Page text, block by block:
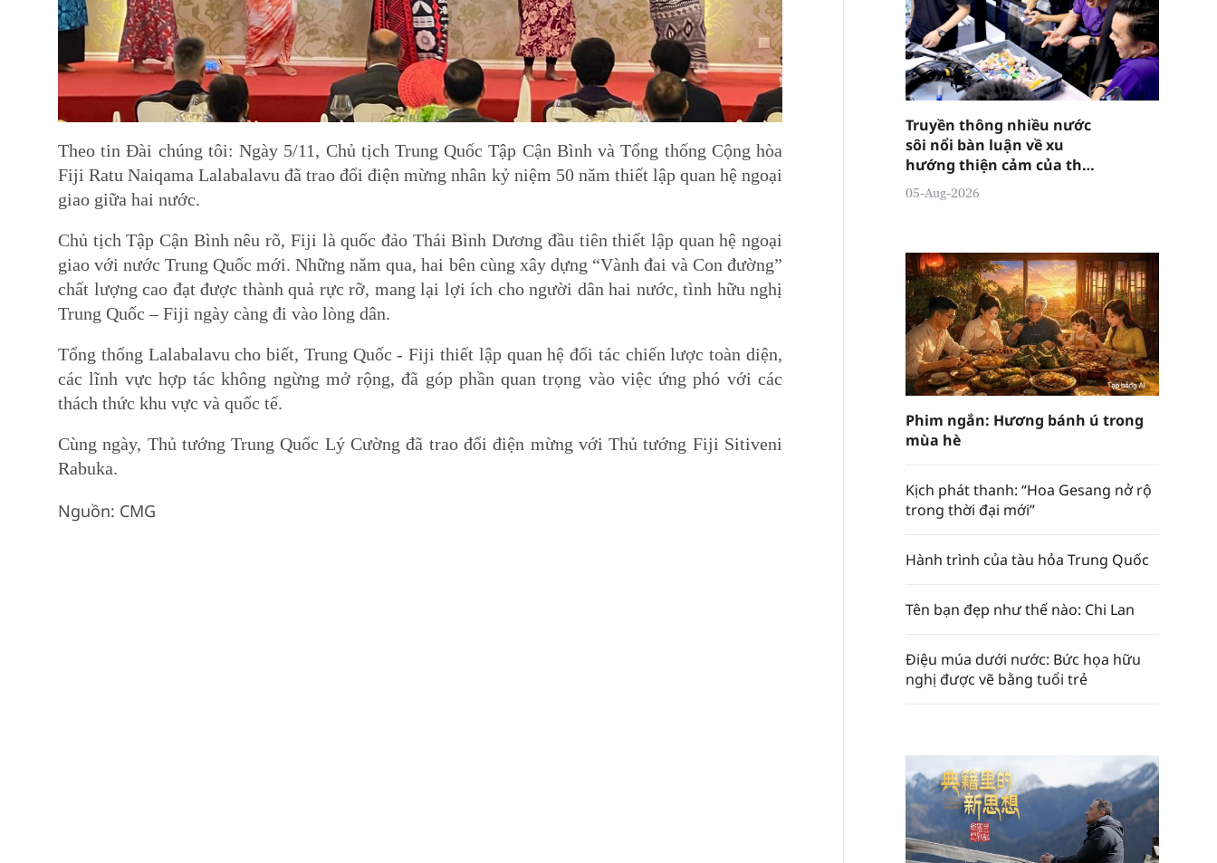
Theo tin Đài chúng tôi: Ngày 5/11, Chủ tịch Trung Quốc Tập Cận Bình và Tổng thống Cộng hòa
Fiji Ratu Naiqama Lalabalavu đã trao đổi điện mừng nhân kỷ niệm 50 năm thiết lập quan hệ ngoại
giao giữa hai nước.
Chủ tịch Tập Cận Bình nêu rõ, Fiji là quốc đảo Thái Bình Dương đầu tiên thiết lập quan hệ ngoại
giao với nước Trung Quốc mới. Những năm qua, hai bên cùng xây dựng “Vành đai và Con đường”
chất lượng cao đạt được thành quả rực rỡ, mang lại lợi ích cho người dân hai nước, tình hữu nghị
Trung Quốc – Fiji ngày càng đi vào lòng dân.
Tổng thống Lalabalavu cho biết, Trung Quốc - Fiji thiết lập quan hệ đối tác chiến lược toàn diện,
các lĩnh vực hợp tác không ngừng mở rộng, đã góp phần quan trọng vào việc ứng phó với các
thách thức khu vực và quốc tế.
Cùng ngày, Thủ tướng Trung Quốc Lý Cường đã trao đổi điện mừng với Thủ tướng Fiji Sitiveni
Rabuka.
Nguồn: CMG
Truyền thông nhiều nước
sôi nổi bàn luận về xu
hướng thiện cảm của thế
giới đối với Trung Quốc
tiếp tục gia tăng
05-Aug-2026
Phim ngắn: Hương bánh ú trong
mùa hè
Kịch phát thanh: “Hoa Gesang nở rộ
trong thời đại mới”
Hành trình của tàu hỏa Trung Quốc
Tên bạn đẹp như thế nào: Chi Lan
Điệu múa dưới nước: Bức họa hữu
nghị được vẽ bằng tuổi trẻ